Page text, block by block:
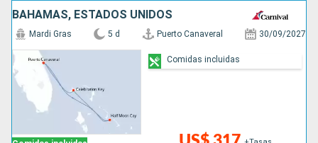
BAHAMAS, ESTADOS UNIDOS
Mardi Gras 5 d Puerto Canaveral 30/09/2027
Comidas incluidas